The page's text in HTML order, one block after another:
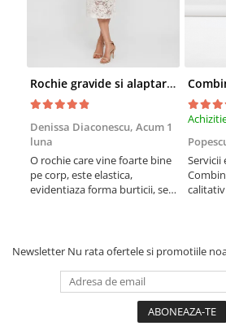
Rochie gravide si alaptare pentru cununia civila Mivana Crossover
Denissa Diaconescu, Acum 1
luna
O rochie care vine foarte bine
pe corp, este elastica,
evidentiaza forma burticii, se
Servicii
ca nu
Newsletter Nu rata ofertele si promotiile